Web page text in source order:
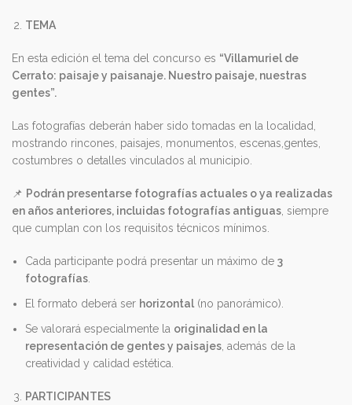
TEMA
En esta edición el tema del concurso es “Villamuriel de
Cerrato: paisaje y paisanaje. Nuestro paisaje, nuestras
gentes”.
Las fotografías deberán haber sido tomadas en la localidad,
mostrando rincones, paisajes, monumentos, escenas,gentes,
costumbres o detalles vinculados al municipio.
📌 Podrán presentarse fotografías actuales o ya realizadas
en años anteriores, incluidas fotografías antiguas , siempre
que cumplan con los requisitos técnicos mínimos.
Cada participante podrá presentar un máximo de 3
fotografías
El formato deberá ser horizontal (no panorámico).
Se valorará especialmente la originalidad en la
representación de gentes y paisajes , además de la
creatividad y calidad estética.
PARTICIPANTES